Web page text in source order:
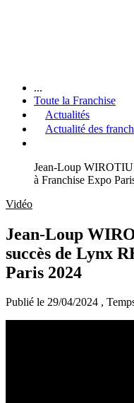
...
Toute la Franchise
Actualités
Actualité des
Jean-Loup
à Franchise Expo
Vidéo
Jean-Loup
succès de Lynx
Paris 2024
Publié le 29/04/2024 ,